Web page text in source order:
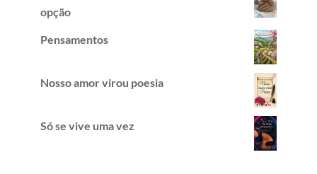
opção
Pensamentos
Nosso amor virou poesia
Só se vive uma vez